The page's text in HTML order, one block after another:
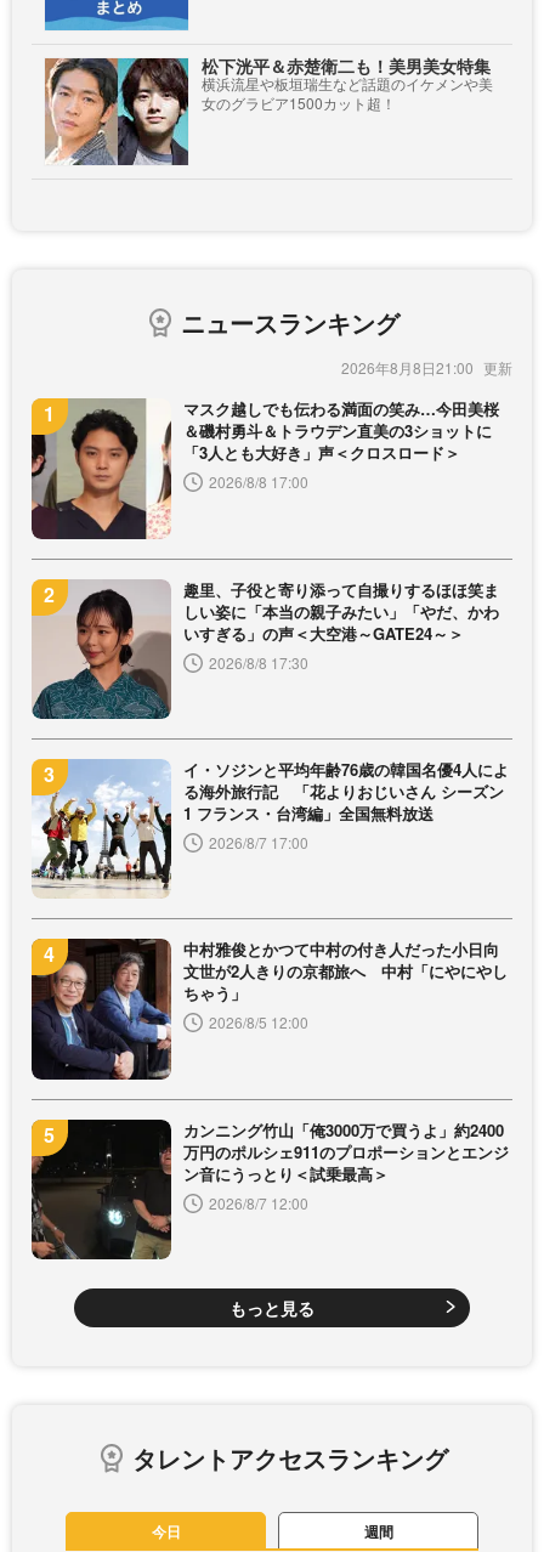
松下洸平＆赤楚衛二も！美男美女特集
横浜流星や板垣瑞生など話題のイケメンや美
女のグラビア1500カット超！
ニュースランキング
2026年8月8日21:00
マスク越しでも伝わる満面の笑み…今田美桜
＆磯村勇斗＆トラウデン直美の3ショットに
「3人とも大好き」声＜クロスロード＞
2026/8/8 17:00
趣里、子役と寄り添って自撮りするほほ笑ま
しい姿に「本当の親子みたい」「やだ、かわ
いすぎる」の声＜大空港～GATE24～＞
2026/8/8 17:30
イ・ソジンと平均年齢76歳の韓国名優4人によ
る海外旅行記 「花よりおじいさん シーズン
1 フランス・台湾編」全国無料放送
2026/8/7 17:00
中村雅俊とかつて中村の付き人だった小日向
文世が2人きりの京都旅へ 中村「にやにやし
ちゃう」
2026/8/5 12:00
カンニング竹山「俺3000万で買うよ」約2400
万円のポルシェ911のプロポーションとエンジ
ン音にうっとり＜試乗最高＞
2026/8/7 12:00
もっと見る
タレントアクセスランキング
今日 週間